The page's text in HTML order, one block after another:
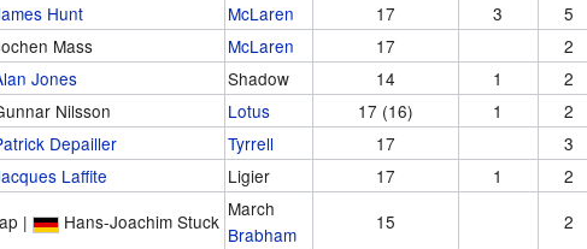
Hunt McLaren 17 3 5
Mass McLaren 17 2
Jones Shadow 14 1 2
Nilsson Lotus 17 (16) 1 2
Depailler Tyrrell 17 3
Laffite Ligier 17 1 2
| Hans-Joachim Stuck
March
Brabham
15 2